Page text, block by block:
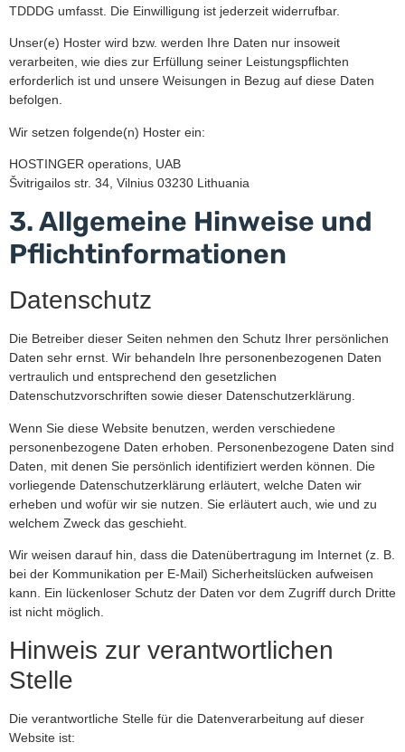
TDDDG umfasst. Die Einwilligung ist jederzeit widerrufbar.
Unser(e) Hoster wird bzw. werden Ihre Daten nur insoweit
verarbeiten, wie dies zur Erfüllung seiner Leistungspflichten
erforderlich ist und unsere Weisungen in Bezug auf diese Daten
befolgen.
Wir setzen folgende(n) Hoster ein:
HOSTINGER operations, UAB
Švitrigailos str. 34, Vilnius 03230 Lithuania
3. Allgemeine Hinweise und
Pflicht­informationen
Datenschutz
Die Betreiber dieser Seiten nehmen den Schutz Ihrer persönlichen
Daten sehr ernst. Wir behandeln Ihre personenbezogenen Daten
vertraulich und entsprechend den gesetzlichen
Datenschutzvorschriften sowie dieser Datenschutzerklärung.
Wenn Sie diese Website benutzen, werden verschiedene
personenbezogene Daten erhoben. Personenbezogene Daten sind
Daten, mit denen Sie persönlich identifiziert werden können. Die
vorliegende Datenschutzerklärung erläutert, welche Daten wir
erheben und wofür wir sie nutzen. Sie erläutert auch, wie und zu
welchem Zweck das geschieht.
Wir weisen darauf hin, dass die Datenübertragung im Internet (z. B.
bei der Kommunikation per E-Mail) Sicherheitslücken aufweisen
kann. Ein lückenloser Schutz der Daten vor dem Zugriff durch Dritte
ist nicht möglich.
Hinweis zur verantwortlichen
Stelle
Die verantwortliche Stelle für die Datenverarbeitung auf dieser
Website ist: